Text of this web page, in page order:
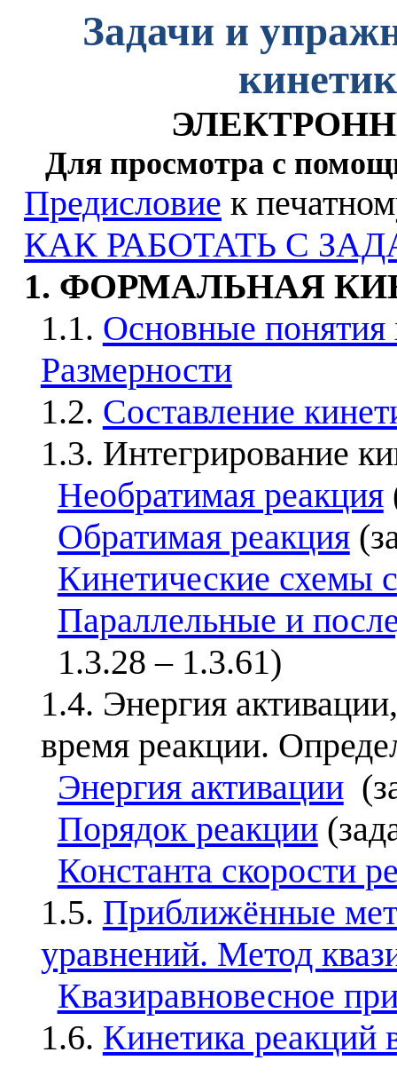
Задачи и
Для просмотра с
Предисловие к
КАК РАБОТАТЬ С
1. ФОРМАЛЬНАЯ
1.1. Основные понятия
Размерности
1.2. Составление
1.3. Интегрирование
Необратимая реакция
Обратимая реакция
Кинетические схемы
Параллельные и
1.3.28 – 1.3.61)
1.4. Энергия
время реакции.
Энергия активации
Порядок реакции
Константа скорости
1.5. Приближённые
уравнений. Метод
Квазиравновесное
1.6. Кинетика реакций